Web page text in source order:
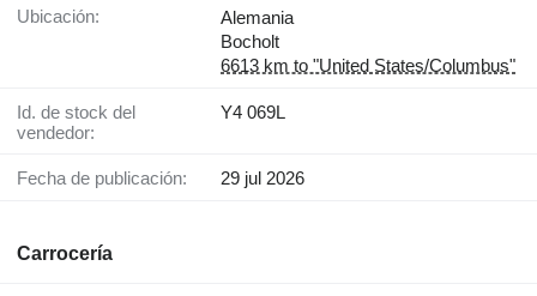
Ubicación:
Alemania
Bocholt
6613 km to "United States/Columbus"
Id. de stock del
vendedor:
Y4 069L
Fecha de publicación: 29 jul 2026
Carrocería